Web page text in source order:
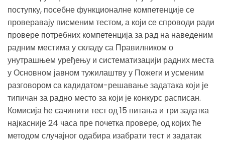
поступку, посебне функционалне компетенције се
проверавају писменим тестом, а који се спроводи ради
провере потребних компетенција за рад на наведеним
радним местима у складу са Правилником о
унутрашњем уређењу и систематизацији радних места
у Основном јавном тужилаштву у Пожеги и усменим
разговором са кадидатом-решавање задатака који је
типичан за радно место за који је конкурс расписан.
Комисија ће сачинити тест од 15 питања и три задатка
најкасније 24 часа пре почетка провере, од којих ће
методом случајног одабира изабрати тест и задатак